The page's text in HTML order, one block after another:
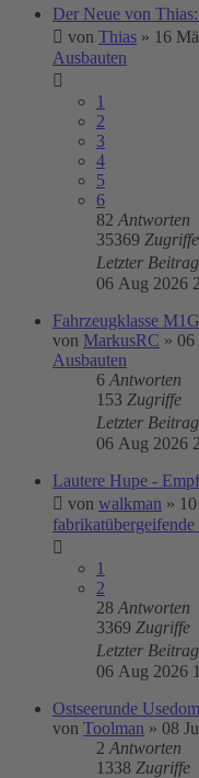
Der Neue von
von Thias » 16
Ausbauten
1
2
3
4
5
6
82 Antworten
35369 Zugriffe
Letzter Beitrag
06 Aug 2026
Fahrzeugklasse M1G
von MarkusRC » 06
Ausbauten
6 Antworten
153 Zugriffe
Letzter Beitrag
06 Aug 2026
Lautere Hupe -
von walkman »
fabrikatübergeifende
1
2
28 Antworten
3369 Zugriffe
Letzter Beitrag
06 Aug 2026
Ostseerunde
von Toolman » 08
2 Antworten
1338 Zugriffe